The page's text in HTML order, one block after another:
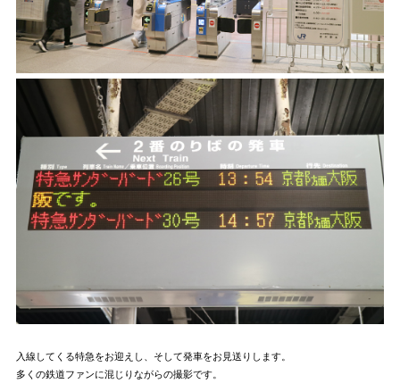
入線してくる特急をお迎えし、そして発車をお見送りします。
多くの鉄道ファンに混じりながらの撮影です。